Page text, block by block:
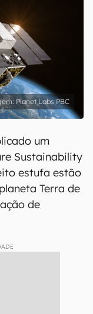
Planet Labs PBC
um
Sustainability
estufa estão
Terra de
de